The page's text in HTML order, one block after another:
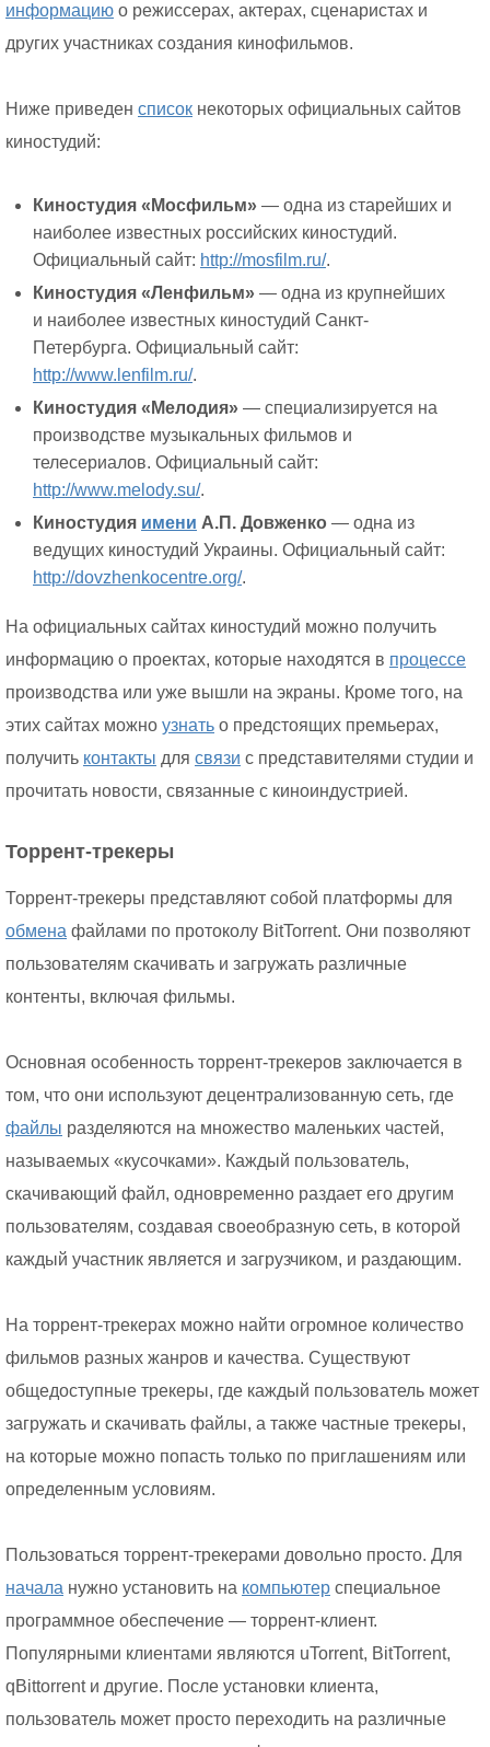
информацию о режиссерах, актерах, сценаристах и
других участниках создания кинофильмов.
Ниже приведен список некоторых официальных сайтов
киностудий:
Киностудия «Мосфильм» — одна из старейших и
наиболее известных российских киностудий.
Официальный сайт: http://mosfilm.ru/.
Киностудия «Ленфильм» — одна из крупнейших
и наиболее известных киностудий Санкт-
Петербурга. Официальный сайт:
http://www.lenfilm.ru/.
Киностудия «Мелодия» — специализируется на
производстве музыкальных фильмов и
телесериалов. Официальный сайт:
http://www.melody.su/.
Киностудия имени А.П. Довженко — одна из
ведущих киностудий Украины. Официальный сайт:
http://dovzhenkocentre.org/.
На официальных сайтах киностудий можно получить
информацию о проектах, которые находятся в процессе
производства или уже вышли на экраны. Кроме того, на
этих сайтах можно узнать о предстоящих премьерах,
получить контакты для связи с представителями студии и
прочитать новости, связанные с киноиндустрией.
Торрент-трекеры
Торрент-трекеры представляют собой платформы для
обмена файлами по протоколу BitTorrent. Они позволяют
пользователям скачивать и загружать различные
контенты, включая фильмы.
Основная особенность торрент-трекеров заключается в
том, что они используют децентрализованную сеть, где
файлы разделяются на множество маленьких частей,
называемых «кусочками». Каждый пользователь,
скачивающий файл, одновременно раздает его другим
пользователям, создавая своеобразную сеть, в которой
каждый участник является и загрузчиком, и раздающим.
На торрент-трекерах можно найти огромное количество
фильмов разных жанров и качества. Существуют
общедоступные трекеры, где каждый пользователь может
загружать и скачивать файлы, а также частные трекеры,
на которые можно попасть только по приглашениям или
определенным условиям.
Пользоваться торрент-трекерами довольно просто. Для
начала нужно установить на компьютер специальное
программное обеспечение — торрент-клиент.
Популярными клиентами являются uTorrent, BitTorrent,
qBittorrent и другие. После установки клиента,
пользователь может просто переходить на различные